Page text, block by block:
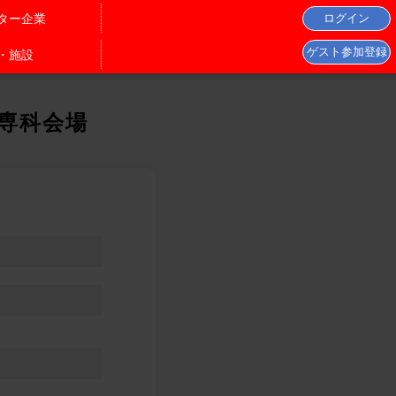
ー企業
施設
科会場